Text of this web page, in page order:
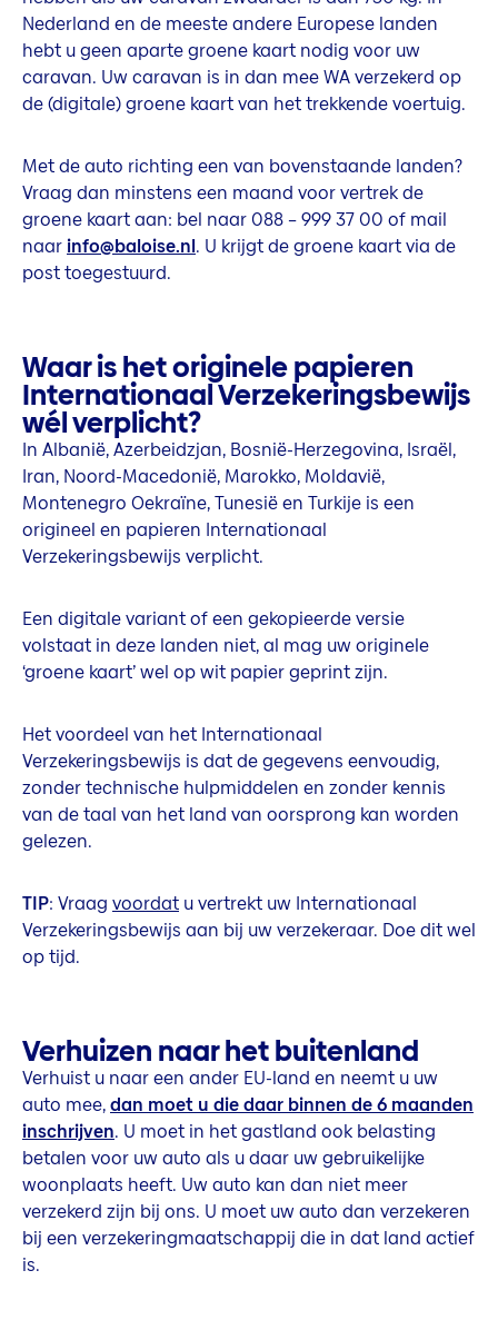
Nederland en de meeste andere Europese landen
hebt u geen aparte groene kaart nodig voor uw
caravan. Uw caravan is in dan mee WA verzekerd op
de (digitale) groene kaart van het trekkende voertuig.
Met de auto richting een van bovenstaande landen?
Vraag dan minstens een maand voor vertrek de
groene kaart aan: bel naar 088 – 999 37 00 of mail
naar info@baloise.nl. U krijgt de groene kaart via de
post toegestuurd.
Waar is het originele papieren
Internationaal Verzekeringsbewijs
wél verplicht?
In Albanië, Azerbeidzjan, Bosnië-Herzegovina, Israël,
Iran, Noord-Macedonië, Marokko, Moldavië,
Montenegro Oekraïne, Tunesië en Turkije is een
origineel en papieren Internationaal
Verzekeringsbewijs verplicht.
Een digitale variant of een gekopieerde versie
volstaat in deze landen niet, al mag uw originele
‘groene kaart’ wel op wit papier geprint zijn.
Het voordeel van het Internationaal
Verzekeringsbewijs is dat de gegevens eenvoudig,
zonder technische hulpmiddelen en zonder kennis
van de taal van het land van oorsprong kan worden
gelezen.
TIP: Vraag voordat u vertrekt uw Internationaal
Verzekeringsbewijs aan bij uw verzekeraar. Doe dit wel
op tijd.
Verhuizen naar het buitenland
Verhuist u naar een ander EU-land en neemt u uw
auto mee,dan moet u die daar binnen de 6 maanden
inschrijven. U moet in het gastland ook belasting
betalen voor uw auto als u daar uw gebruikelijke
woonplaats heeft. Uw auto kan dan niet meer
verzekerd zijn bij ons. U moet uw auto dan verzekeren
bij een verzekeringmaatschappij die in dat land actief
is.